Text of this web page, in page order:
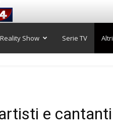
Reality Show Serie TV Altri
e cantanti